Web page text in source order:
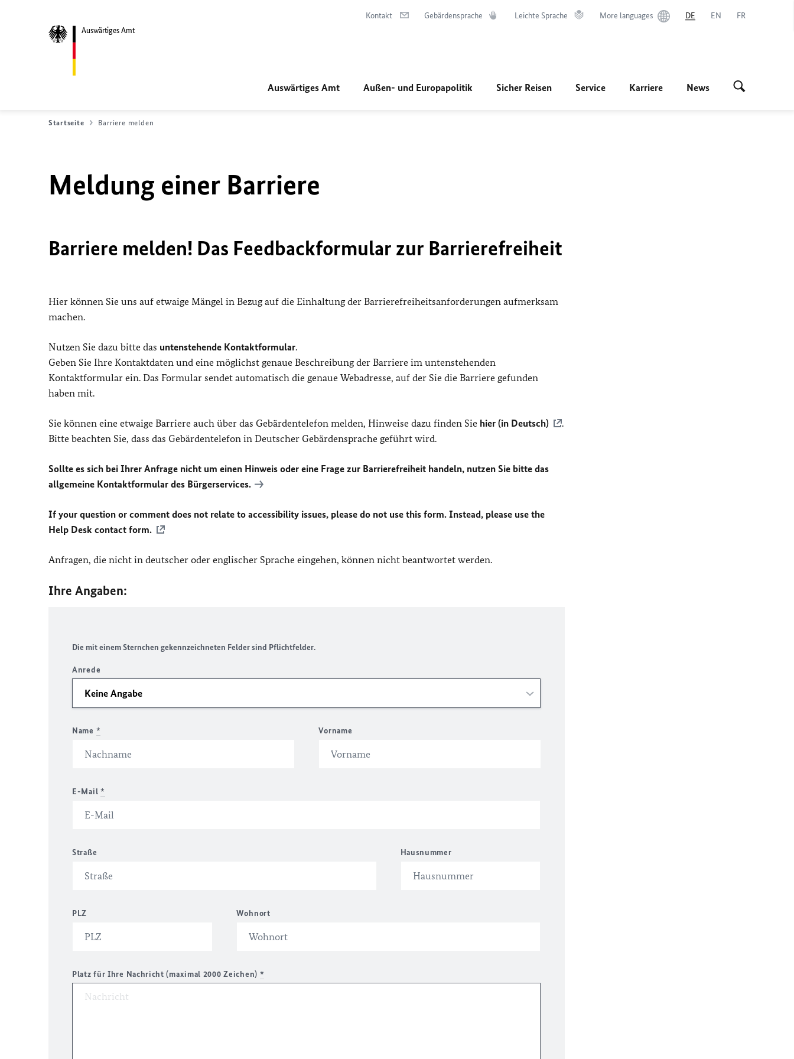
Auswärtiges Amt
Kontakt Gebärdensprache Leichte Sprache More languages DE EN FR
Auswärtiges Amt Außen- und Europapolitik Sicher Reisen Service Karriere News
Startseite Barriere melden
Meldung einer Barriere
Barriere melden! Das Feedbackformular zur Barrierefreiheit
Hier können Sie uns auf etwaige Mängel in Bezug auf die Einhaltung der Barrierefreiheitsanforderungen aufmerksam
machen.
Nutzen Sie dazu bitte das untenstehende Kontaktformular.
Geben Sie Ihre Kontaktdaten und eine möglichst genaue Beschreibung der Barriere im untenstehenden
Kontaktformular ein. Das Formular sendet automatisch die genaue Webadresse, auf der Sie die Barriere gefunden
haben mit.
Sie können eine etwaige Barriere auch über das Gebärdentelefon melden, Hinweise dazu finden Sie hier (in Deutsch)
.
Bitte beachten Sie, dass das Gebärdentelefon in Deutscher Gebärdensprache geführt wird.
Sollte es sich bei Ihrer Anfrage nicht um einen Hinweis oder eine Frage zur Barrierefreiheit handeln, nutzen Sie bitte das
allgemeine Kontaktformular des Bürgerservices.
If your question or comment does not relate to accessibility issues, please do not use this form. Instead, please use the
Help Desk contact form.
Anfragen, die nicht in deutscher oder englischer Sprache eingehen, können nicht beantwortet werden.
Ihre Angaben:
Die mit einem Sternchen gekennzeichneten Felder sind Pflichtfelder.
Anrede
Name * Vorname
E-Mail *
Straße Hausnummer
PLZ Wohnort
Platz für Ihre Nachricht (maximal 2000 Zeichen) *